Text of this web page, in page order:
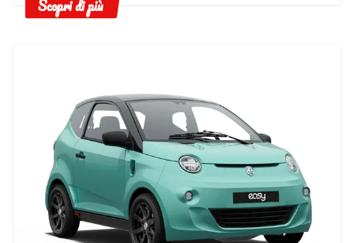
Scopri di più